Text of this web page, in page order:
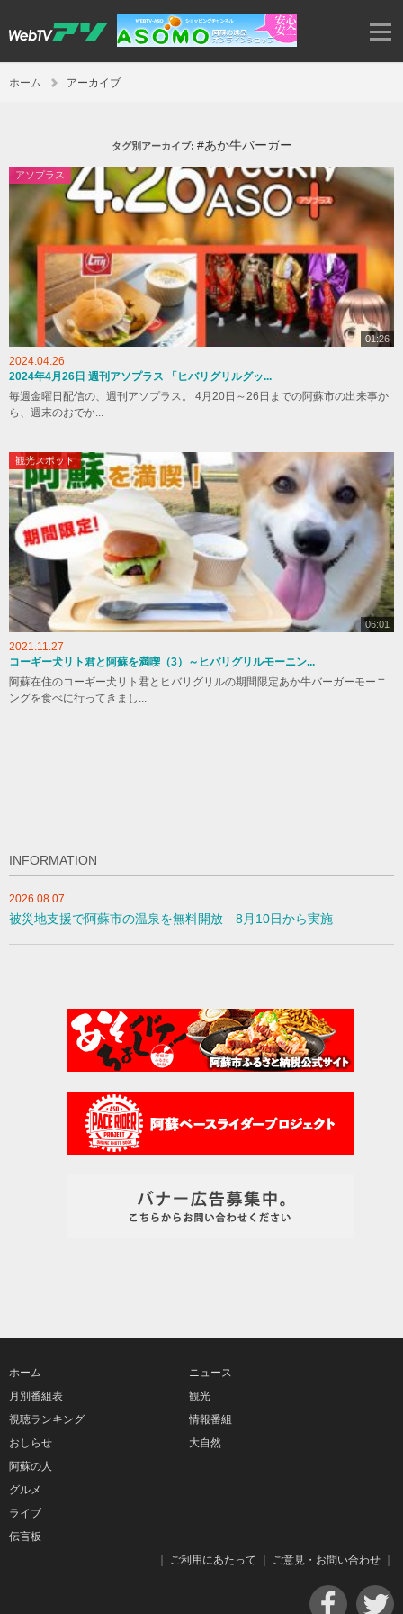
ホーム アーカイブ
タグ別アーカイブ: #あか牛バーガー
アソプラス
01:26
2024.04.26
2024年4月26日 週刊アソプラス 「ヒバリグリルグッ...
毎週金曜日配信の、週刊アソプラス。 4月20日～26日までの阿蘇市の出来事か
ら、週末のおでか...
観光スポット
06:01
2021.11.27
コーギー犬リト君と阿蘇を満喫（3）～ヒバリグリルモーニン...
阿蘇在住のコーギー犬リト君とヒバリグリルの期間限定あか牛バーガーモーニ
ングを食べに行ってきまし...
INFORMATION
2026.08.07
被災地支援で阿蘇市の温泉を無料開放 8月10日から実施
ホーム
月別番組表
視聴ランキング
おしらせ
ニュース
観光
情報番組
大自然
阿蘇の人
グルメ
ライブ
伝言板
ご利用にあたって ご意見・お問い合わせ